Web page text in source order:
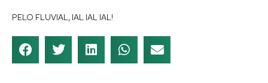
PELO FLUVIAL, IAL IAL IAL!